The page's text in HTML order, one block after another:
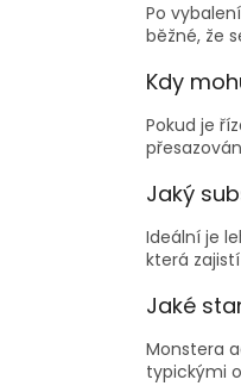
Po
běžné, že
Kdy
Pokud je
Jaký
Ideální je
která
Jaké
Monstera
typickými